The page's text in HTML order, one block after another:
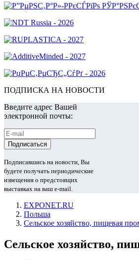
ПОДПИСКА НА НОВОСТИ
Введите адрес Вашей
электронной почты:
Подписавшись на новости, Вы
будете получать периодические
извещения о предстоящих
выставках на ваш e-mail.
EXPONET.RU
Польша
Сельское хозяйство, пищевая
Сельское хозяйство,